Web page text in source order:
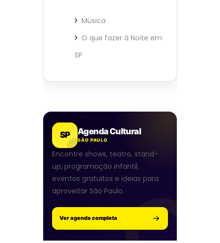
Música
O que fazer à Noite em
SP
SP Agenda Cultural
SÃO PAULO
Encontre shows, teatro, stand-
up, programação infantil,
eventos gratuitos e ideias para
aproveitar São Paulo.
Ver agenda completa